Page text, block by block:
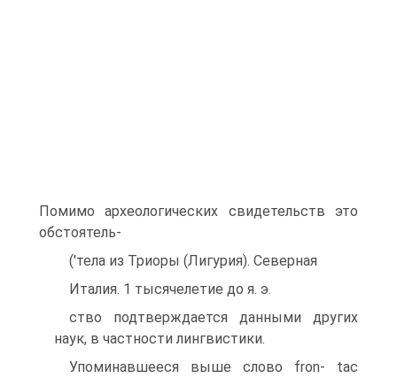
Помимо археологических свидетельств это
обстоятель-
('тела из Триоры (Лигурия). Северная
Италия. 1 тысячелетие до я. э.
ство подтверждается данными дру­гих
наук, в частности лингвистики.
Упоминавшееся выше слово fron- tac